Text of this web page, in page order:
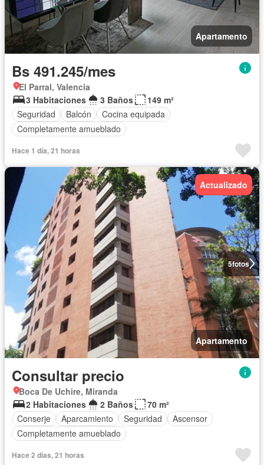
Apartamento
Bs 491.245/mes
El Parral, Valencia
3 Habitaciones
3 Baños
149 m²
Seguridad
Balcón
Cocina equipada
Completamente amueblado
Hace 1 día, 21 horas
5fotos
Actualizado
Apartamento
Consultar precio
Boca De Uchire, Miranda
2 Habitaciones
2 Baños
70 m²
Conserje
Aparcamiento Seguridad
Ascensor
Completamente amueblado
Hace 2 días, 21 horas